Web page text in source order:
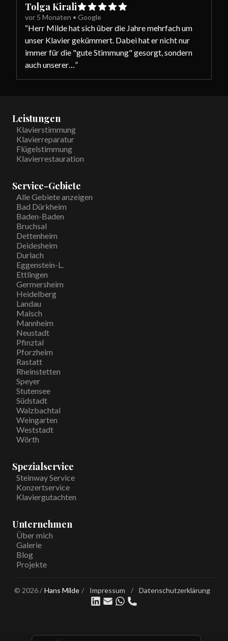
Tolga Kirali
vor 5 Monaten • Google
“Herr Milde hat sich über die Jahre mehrfach um
unser Klavier gekümmert. Dabei hat er nicht nur
immer für die "gute Stimmung" gesorgt, sondern
auch unserer…”
Leistungen
Klavierstimmung
Klavierreparatur
Flügelstimmung
Klavierrestauration
Service-Gebiete
Alle Gebiete anzeigen
Bad Dürkheim
Baden-Baden
Bruchsal
Dettenheim
Deidesheim
Durlach
Eggenstein-L.
Ettlingen
Germersheim
Heidelberg
Landau
Malsch
Mannheim
Neustadt
Pfinztal
Pforzheim
Rastatt
Rheinstetten
Speyer
Stutensee
Südstadt
Walzbachtal
Weingarten
Weststadt
Wörth
Spezialservice
Steinway Service
Konzertservice
Klaviergutachten
Unternehmen
Über mich
Galerie
Blog
Projekte
© 2026/ Hans Milde / Impressum / Datenschutzerklärung